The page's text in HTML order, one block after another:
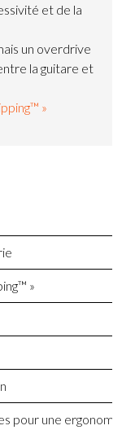
et de la
un overdrive
la guitare et
»
»
pour une ergonomie